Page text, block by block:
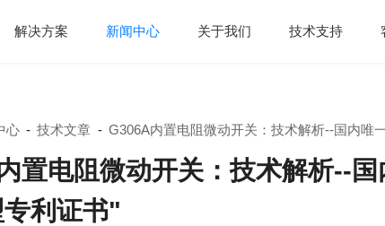
解决方案 新闻中心 关于我们 技术支持
心 - 技术文章 - G306A内置电阻微动开关：技术解析--国内唯
利证书"